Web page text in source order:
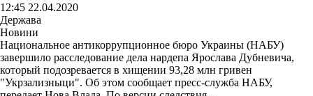
12:45 22.04.2020
Держава
Новини
Национальное антикоррупционное бюро Украины (НАБУ)
завершило расследование дела нардепа Ярослава Дубневича,
который подозревается в хищении 93,28 млн гривен
"Укрзализныци". Об этом сообщает пресс-служба НАБУ,